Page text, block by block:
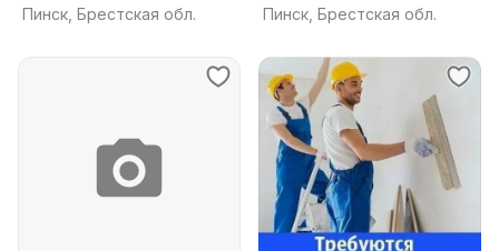
Пинск, Брестская обл. Пинск, Брестская обл.